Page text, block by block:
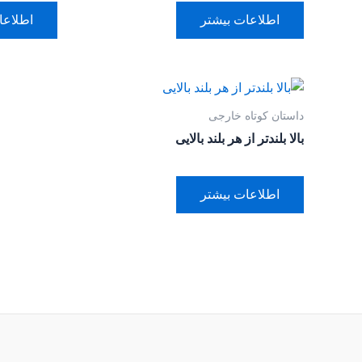
اطلاعات بیشتر
داستان کوتاه خارجی
بالا بلندتر از هر بلند بالایی
اطلاعات بیشتر